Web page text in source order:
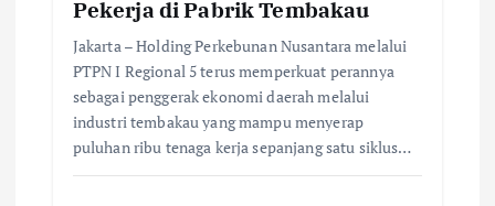
Pekerja di Pabrik Tembakau
Jakarta – Holding Perkebunan Nusantara melalui
PTPN I Regional 5 terus memperkuat perannya
sebagai penggerak ekonomi daerah melalui
industri tembakau yang mampu menyerap
puluhan ribu tenaga kerja sepanjang satu siklus…